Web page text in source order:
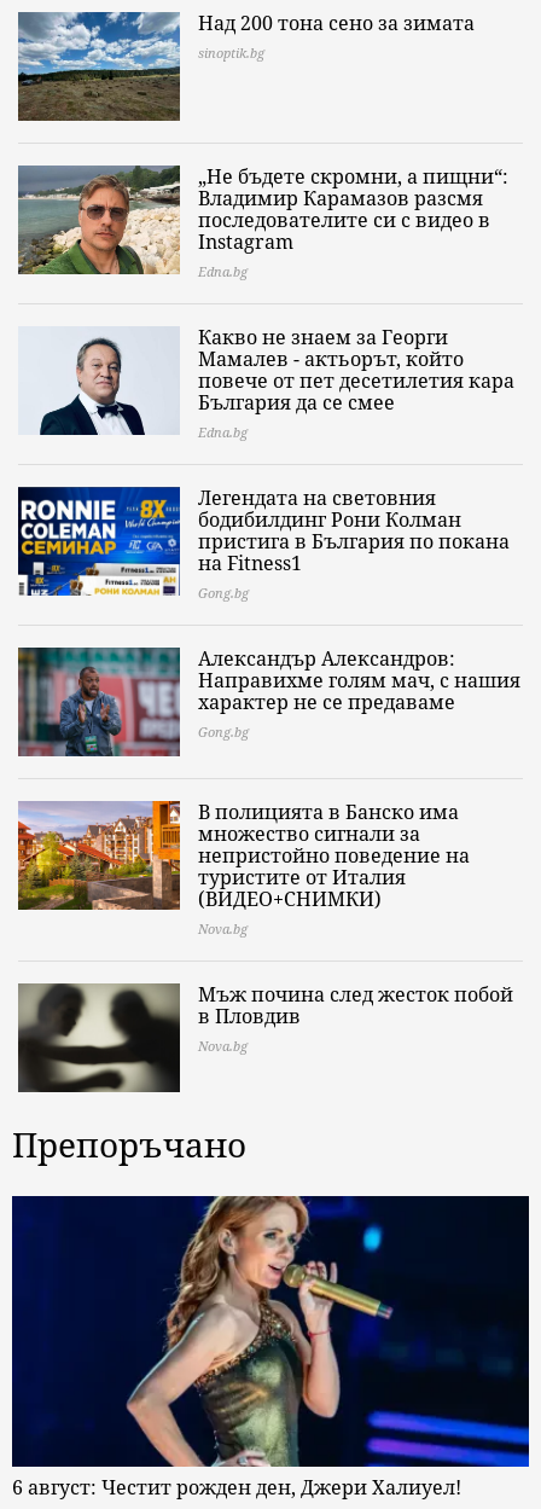
Над 200 тона сено за зимата
sinoptik.bg
„Не бъдете скромни, а пищни“:
Владимир Карамазов разсмя
последователите си с видео в
Instagram
Edna.bg
Какво не знаем за Георги
Мамалев - актьорът, който
повече от пет десетилетия кара
България да се смее
Edna.bg
Легендата на световния
бодибилдинг Рони Колман
пристига в България по покана
на Fitness1
Gong.bg
Александър Александров:
Направихме голям мач, с нашия
характер не се предаваме
Gong.bg
В полицията в Банско има
множество сигнали за
непристойно поведение на
туристите от Италия
(ВИДЕО+СНИМКИ)
Nova.bg
Мъж почина след жесток побой
в Пловдив
Nova.bg
Препоръчано
6 август: Честит рожден ден, Джери Халиуел!